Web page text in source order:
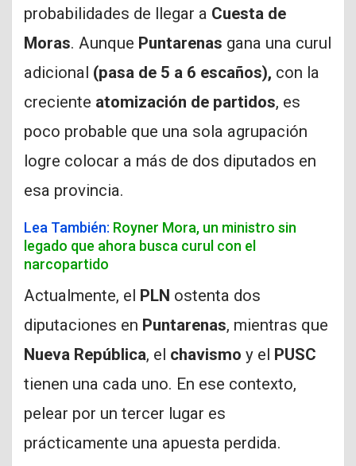
probabilidades de llegar a Cuesta de
Moras. Aunque Puntarenas gana una curul
adicional (pasa de 5 a 6 escaños), con la
creciente atomización de partidos, es
poco probable que una sola agrupación
logre colocar a más de dos diputados en
esa provincia.
Lea También: Royner Mora, un ministro sin
legado que ahora busca curul con el
narcopartido
Actualmente, el PLN ostenta dos
diputaciones en Puntarenas, mientras que
Nueva República, el chavismo y el PUSC
tienen una cada uno. En ese contexto,
pelear por un tercer lugar es
prácticamente una apuesta perdida.